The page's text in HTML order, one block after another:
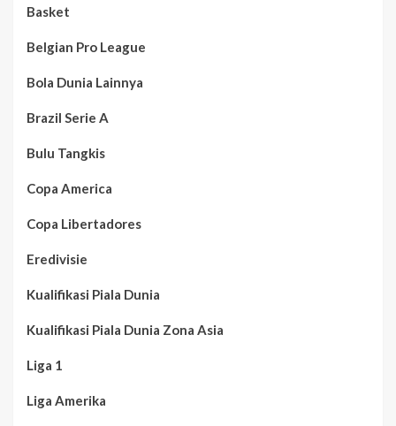
Basket
Belgian Pro League
Bola Dunia Lainnya
Brazil Serie A
Bulu Tangkis
Copa America
Copa Libertadores
Eredivisie
Kualifikasi Piala Dunia
Kualifikasi Piala Dunia Zona Asia
Liga 1
Liga Amerika